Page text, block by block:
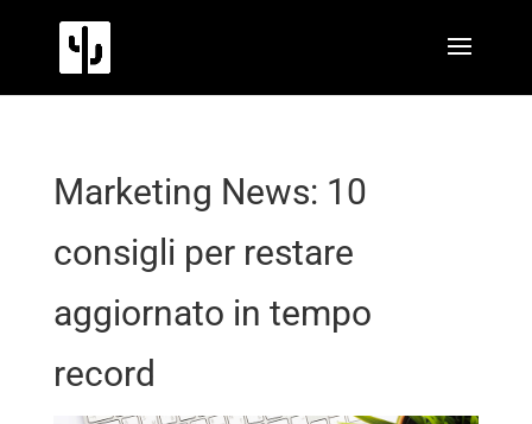
Marketing News: 10
consigli per restare
aggiornato in tempo
record